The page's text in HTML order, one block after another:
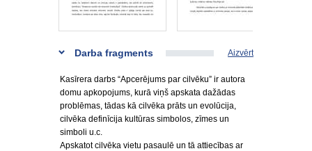
Darba fragments Aizvērt
Kasīrera darbs “Apcerējums par cilvēku” ir autora
domu apkopojums, kurā viņš apskata dažādas
problēmas, tādas kā cilvēka prāts un evolūcija,
cilvēka definīcija kultūras simbolos, zīmes un
simboli u.c.
Apskatot cilvēka vietu pasaulē un tā attiecības ar